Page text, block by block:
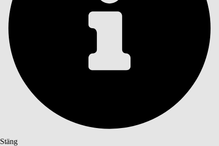
Stäng
Innehållsförteckningar
INNEHÅLLSFÖRTECKNINGAR